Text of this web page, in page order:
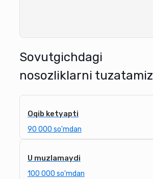
Sovutgichdagi
nosozliklarni tuzatamiz
Oqib ketyapti
90 000 so'mdan
U muzlamaydi
100 000 so'mdan